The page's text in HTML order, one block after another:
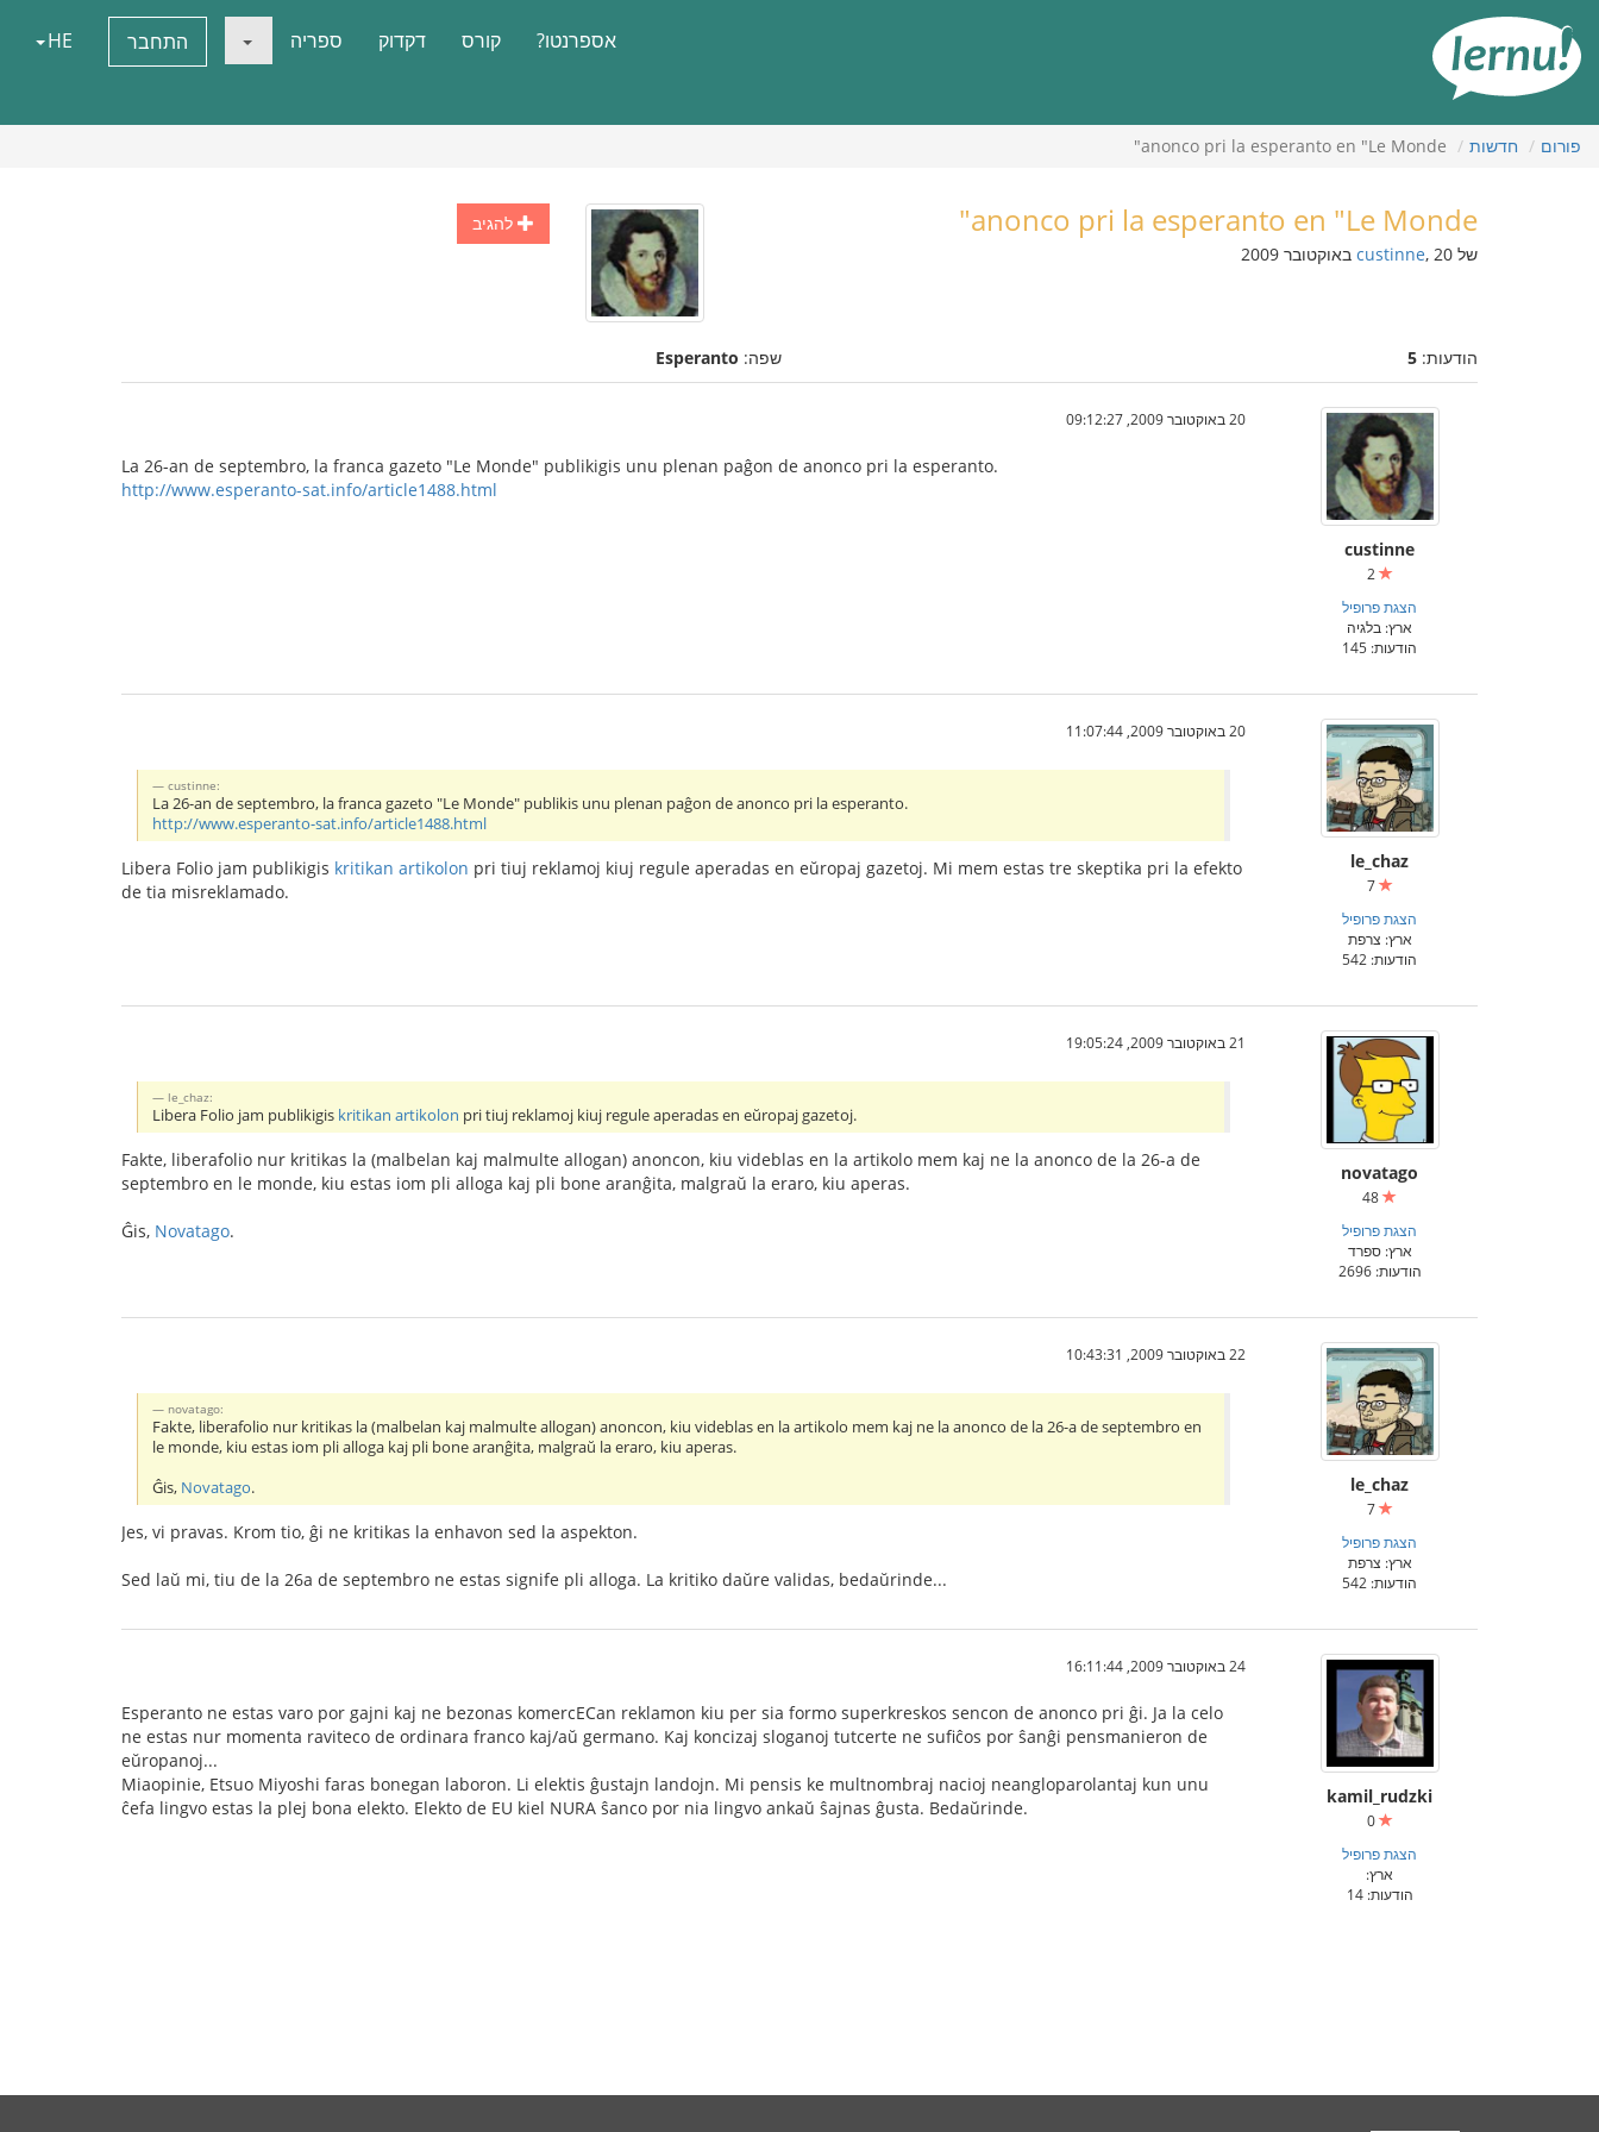
העניינים
אספרנטו? קורס דקדוק ספריה התחבר HE
פורום חדשות anonco pri la esperanto en "Le Monde"
להגיב anonco pri la esperanto en "Le Monde"
של custinne, 20 באוקטובר 2009
הודעות: 5 שפה: Esperanto
custinne
הצגת פרופיל
ארץ: בלגיה
הודעות: 145
20 באוקטובר 2009, 09:12:27
La 26-an de septembro, la franca gazeto "Le Monde" publikigis unu plenan paĝon de anonco pri la esperanto.
http://www.esperanto-sat.info/article1488.html
le_chaz
7
הצגת פרופיל
ארץ: צרפת
הודעות: 542
20 באוקטובר 2009, 11:07:44
custinne:
La 26-an de septembro, la franca gazeto "Le Monde" publikis unu plenan paĝon de anonco pri la esperanto.
http://www.esperanto-sat.info/article1488.html
Libera Folio jam publikigis kritikan artikolon pri tiuj reklamoj kiuj regule aperadas en eŭropaj gazetoj. Mi mem estas tre skeptika pri la efekto
de tia misreklamado.
novatago
הצגת פרופיל
ארץ: ספרד
הודעות: 2696
21 באוקטובר 2009, 19:05:24
le_chaz:
Libera Folio jam publikigis kritikan artikolon pri tiuj reklamoj kiuj regule aperadas en eŭropaj gazetoj.
Fakte, liberafolio nur kritikas la (malbelan kaj malmulte allogan) anoncon, kiu videblas en la artikolo mem kaj ne la anonco de la 26-a de
septembro en le monde, kiu estas iom pli alloga kaj pli bone aranĝita, malgraŭ la eraro, kiu aperas.
Ĝis, Novatago.
le_chaz
7
הצגת פרופיל
ארץ: צרפת
הודעות: 542
22 באוקטובר 2009, 10:43:31
novatago:
Fakte, liberafolio nur kritikas la (malbelan kaj malmulte allogan) anoncon, kiu videblas en la artikolo mem kaj ne la anonco de la 26-a de septembro en
le monde, kiu estas iom pli alloga kaj pli bone aranĝita, malgraŭ la eraro, kiu aperas.
Ĝis, Novatago.
Jes, vi pravas. Krom tio, ĝi ne kritikas la enhavon sed la aspekton.
Sed laŭ mi, tiu de la 26a de septembro ne estas signife pli alloga. La kritiko daŭre validas, bedaŭrinde...
kamil_rudzki
0
הצגת פרופיל
ארץ:
הודעות: 14
24 באוקטובר 2009, 16:11:44
Esperanto ne estas varo por gajni kaj ne bezonas komercECan reklamon kiu per sia formo superkreskos sencon de anonco pri ĝi. Ja la celo
ne estas nur momenta raviteco de ordinara franco kaj/aŭ germano. Kaj koncizaj sloganoj tutcerte ne sufiĉos por ŝanĝi pensmanieron de
eŭropanoj...
Miaopinie, Etsuo Miyoshi faras bonegan laboron. Li elektis ĝustajn landojn. Mi pensis ke multnombraj nacioj neangloparolantaj kun unu
ĉefa lingvo estas la plej bona elekto. Elekto de EU kiel NURA ŝanco por nia lingvo ankaŭ ŝajnas ĝusta. Bedaŭrinde.